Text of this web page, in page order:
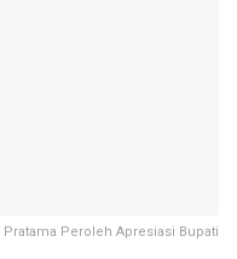
Pratama Peroleh Apresiasi Bupati